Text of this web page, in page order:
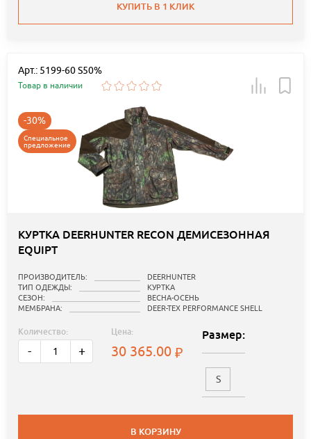
КУПИТЬ В 1 КЛИК
Арт.: 5199-60 S50%
Товар в наличии
-30%
Специальное
предложение
КУРТКА DEERHUNTER RECON ДЕМИСЕЗОННАЯ
EQUIPT
ПРОИЗВОДИТЕЛЬ:
DEERHUNTER
ТИП ОДЕЖДЫ:
КУРТКА
СЕЗОН:
ВЕСНА-ОСЕНЬ
МЕМБРАНА:
DEER-TEX PERFORMANCE SHELL
Количество:
- +
Цена:
30 365.00
Размер:
S
В КОРЗИНУ